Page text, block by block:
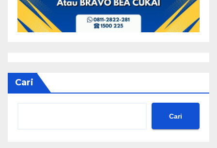
Cari
Cari